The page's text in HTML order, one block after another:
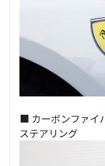
■ カーボンファイ
ステアリング